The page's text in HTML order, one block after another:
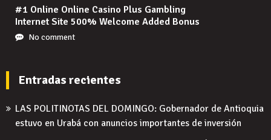
#1 Online Online Casino Plus Gambling
Internet Site 500% Welcome Added Bonus
No comment
Entradas recientes
LAS POLITINOTAS DEL DOMINGO: Gobernador de Antioquia
estuvo en Urabá con anuncios importantes de inversión